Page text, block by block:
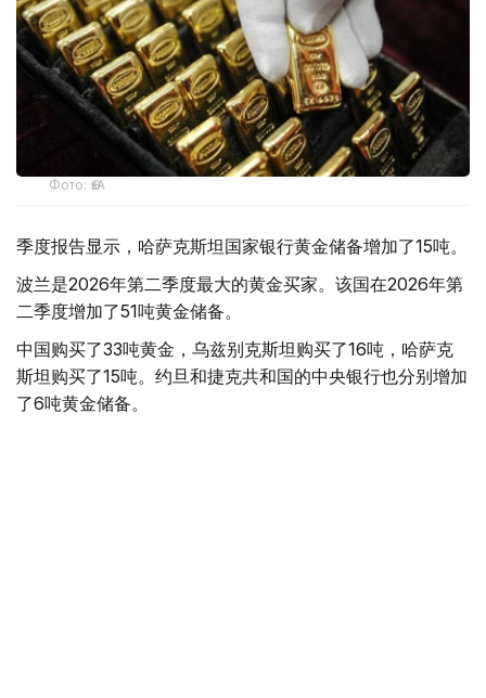
Фото: ӨзА
季度报告显示，哈萨克斯坦国家银行黄金储备增加了15吨。
波兰是2026年第二季度最大的黄金买家。该国在2026年第
二季度增加了51吨黄金储备。
中国购买了33吨黄金，乌兹别克斯坦购买了16吨，哈萨克
斯坦购买了15吨。约旦和捷克共和国的中央银行也分别增加
了6吨黄金储备。